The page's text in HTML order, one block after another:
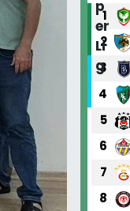
1
2
3
4
5
6
7
8